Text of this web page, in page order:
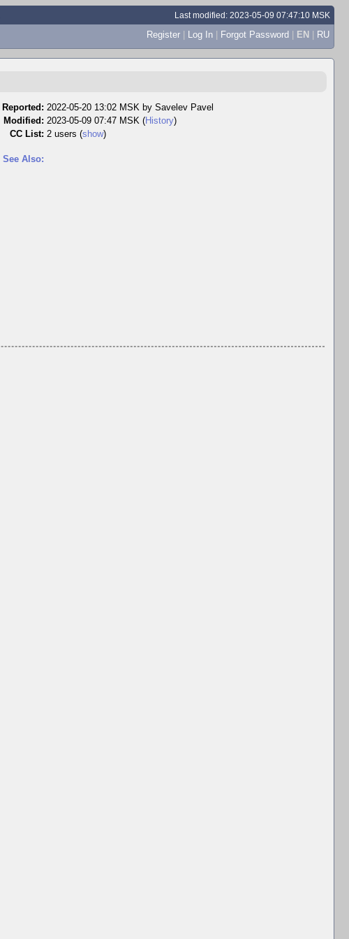
Last modified: 2023-05-09 07:47:10 MSK
Register | Log In | Forgot Password | EN | RU
Reported: 2022-05-20 13:02 MSK by Savelev Pavel
Modified: 2023-05-09 07:47 MSK (History)
CC List: 2 users (show)
See Also: